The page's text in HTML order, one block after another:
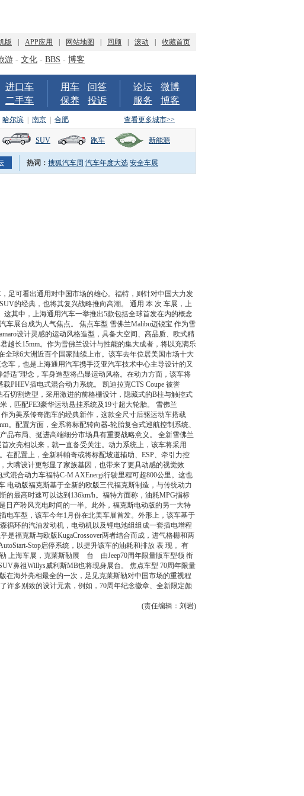
版 APP应用 网站地图 回顾 滚动 收藏首页
游 - 文化 - BBS - 博客
进口车
二手车
用车
问答
保养
投诉
论坛
微博
服务
博客
查看更多城市>>
哈尔滨 南京 合肥
SUV 跑车 新能源
热词： 搜狐汽车周 汽车年度大选 安全车展
足可看出通用对中国市场的雄心。福特，则针对中国大力发
的经典，也将其复兴战略推向高潮。 通用 本 次 车展，上
其中，上海通用汽车一举推出5款包括全球首发在内的概念
展台成为人气焦点。 焦点车型 雪佛兰Malibu迈锐宝 作为雪
设计灵感的运动风格造型，具备大空间、高品质、欧式精
越长15mm。作为雪佛兰设计与性能的集大成者，将以充满乐
球6大洲近百个国家陆续上市。该车去年位居美国市场十大
车，也是上海通用汽车携手泛亚汽车技术中心主导设计的又
适”理念，车身造型将凸显运动风格。在动力方面，该车将
PHEV插电式混合动力系统。 凯迪拉克CTS Coupe 被誉
切割造型，采用激进的前格栅设计，隐藏式的B柱与触控式
，匹配FE3豪华运动悬挂系统及19寸超大轮胎。 雪佛兰
为美系传奇跑车的经典新作，这款全尺寸后驱运动车搭载
。配置方面，全系将标配转向器-轮胎复合式巡航控制系统、
品布局、挺进高端细分市场具有重要战略意义。 全新雪佛兰
次亮相以来，就一直备受关注。动力系统上，该车将采用
在配置上，全新科帕奇或将标配坡道辅助、ESP、牵引力控
大嘴设计更彰显了家族基因，也带来了更具动感的视觉效
混合动力车福特C-M AXEnergi行驶里程可超800公里。这也
电动版福克斯基于全新的欧版三代福克斯制造，与传统动力
最高时速可以达到136km/h。福特方面称，油耗MPG指标
日产聆风充电时间的一半。此外，福克斯电动版的另一大特
电车型，该车今年1月份在北美车展首发。外形上，该车基于
循环的汽油发动机，电动机以及锂电池组组成一套插电增程
是福克斯与欧版KugaCrossover两者结合而成，进气格栅和两
Stop启停系统，以提升该车的油耗和排放 表 现 。有
上海车展，克莱斯勒展 台 由Jeep70周年限量版车型领 衔
鼻祖Willys威利斯MB也将现身展台。 焦点车型 70周年限量
在海外亮相最全的一次，足见克莱斯勒对中国市场的重视程
许多别致的设计元素，例如，70周年纪念徽章、全新限定颜
(责任编辑：刘岩)